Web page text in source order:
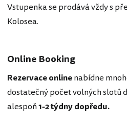
Vstupenka se prodává vždy s
Kolosea.
Online Booking
Rezervace onlinenabídne
dostatečný počet volných slotů
alespoň1-2 týdny dopředu.